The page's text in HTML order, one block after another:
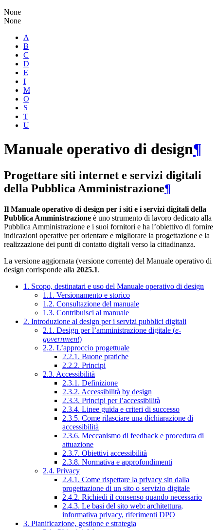
None
None
A
B
C
D
E
I
M
O
S
T
U
Manuale operativo di design¶
Progettare siti internet e servizi digitali
della Pubblica Amministrazione¶
Il Manuale operativo di design per i siti e i servizi digitali della
Pubblica Amministrazione è uno strumento di lavoro dedicato alla
Pubblica Amministrazione e i suoi fornitori e ha l’obiettivo di fornire
indicazioni operative per orientare e migliorare la progettazione e la
realizzazione dei punti di contatto digitali verso la cittadinanza.
La versione aggiornata (versione corrente) del Manuale operativo di
design corrisponde alla 2025.1.
1. Scopo, destinatari e uso del Manuale operativo di design
1.1. Versionamento e storico
1.2. Consultazione del manuale
1.3. Contribuisci al manuale
2. Introduzione al design per i servizi pubblici digitali
2.1. Design per l’amministrazione digitale (e-
government)
2.2. L’approccio progettuale
2.2.1. Buone pratiche
2.2.2. Principi
2.3. Accessibilità
2.3.1. Definizione
2.3.2. Accessibilità by design
2.3.3. Principi per l’accessibilità
2.3.4. Linee guida e criteri di successo
2.3.5. Come rilasciare una dichiarazione di
accessibilità
2.3.6. Meccanismo di feedback e procedura di
attuazione
2.3.7. Obiettivi accessibilità
2.3.8. Normativa e approfondimenti
2.4. Privacy
2.4.1. Come rispettare la privacy sin dalla
progettazione di un sito o servizio digitale
2.4.2. Richiedi il consenso quando necessario
2.4.3. Le basi del sito web: architettura,
informativa privacy, riferimenti DPO
3. Pianificazione, gestione e strategia